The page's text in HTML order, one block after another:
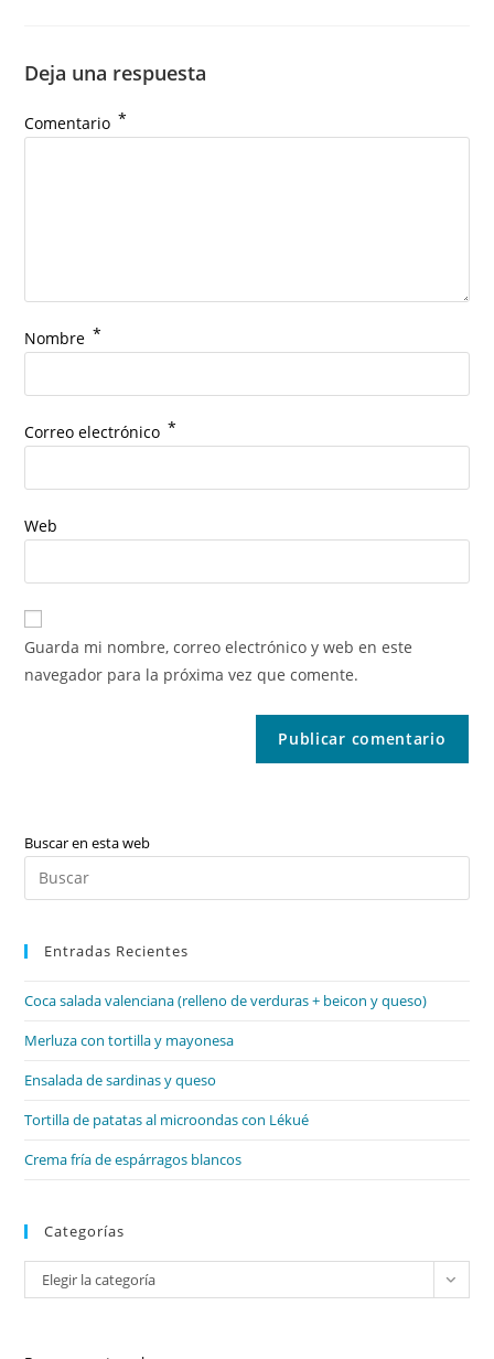
Deja una respuesta
Comentario *
Nombre *
Correo electrónico *
Web
Guarda mi nombre, correo electrónico y web en este
navegador para la próxima vez que comente.
Buscar en esta web
Entradas Recientes
Coca salada valenciana (relleno de verduras + beicon y queso)
Merluza con tortilla y mayonesa
Ensalada de sardinas y queso
Tortilla de patatas al microondas con Lékué
Crema fría de espárragos blancos
Categorías
Categorías
Elegir la categoría